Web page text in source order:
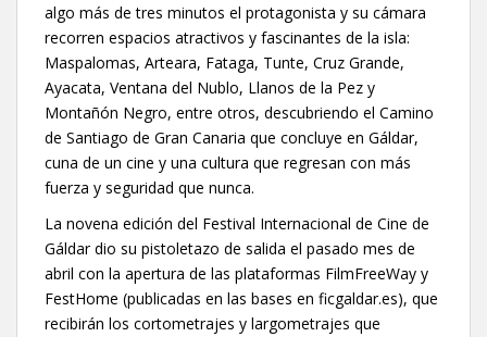
algo más de tres minutos el protagonista y su cámara
recorren espacios atractivos y fascinantes de la isla:
Maspalomas, Arteara, Fataga, Tunte, Cruz Grande,
Ayacata, Ventana del Nublo, Llanos de la Pez y
Montañón Negro, entre otros, descubriendo el Camino
de Santiago de Gran Canaria que concluye en Gáldar,
cuna de un cine y una cultura que regresan con más
fuerza y seguridad que nunca.
La novena edición del Festival Internacional de Cine de
Gáldar dio su pistoletazo de salida el pasado mes de
abril con la apertura de las plataformas FilmFreeWay y
FestHome (publicadas en las bases en ficgaldar.es), que
recibirán los cortometrajes y largometrajes que